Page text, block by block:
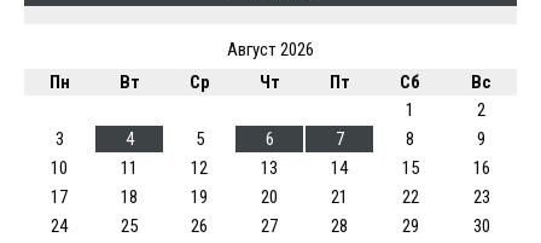
Август 2026
Пн
Вт Ср Чт Пт Сб
Вс
1
2
3
4 5 6 7 8
9
10
11 12 13 14 15
16
17
18 19 20 21 22
23
24
25 26 27 28 29
30